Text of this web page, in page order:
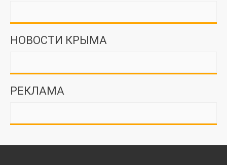
НОВОСТИ КРЫМА
РЕКЛАМА